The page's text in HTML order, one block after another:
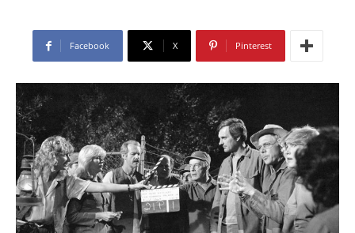
Facebook X Pinterest